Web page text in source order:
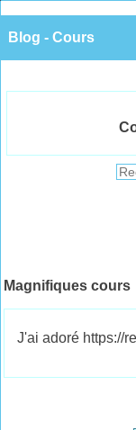
Blog - Cours
Magnifiques cours
J'ai adoré https://